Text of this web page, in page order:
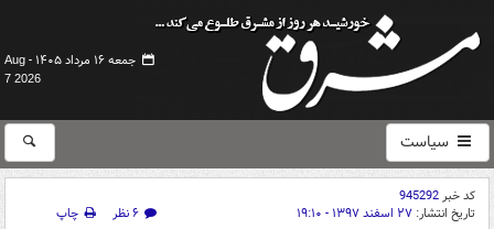
جمعه ۱۶ مرداد ۱۴۰۵ -
Aug
7 2026
سیاست
کد خبر945292
تاریخ انتشار: ۲۷ اسفند ۱۳۹۷ - ۱۹:۱۰ ۶ نظر
چاپ